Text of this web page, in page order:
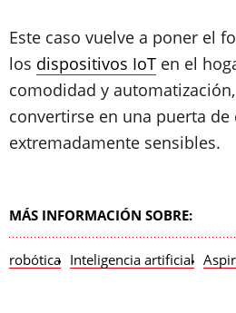
Este caso vuelve a poner el
los dispositivos IoT en el
comodidad y
convertirse en una puerta de
extremadamente sensibles.
MÁS INFORMACIÓN SOBRE:
robótica Inteligencia artificial